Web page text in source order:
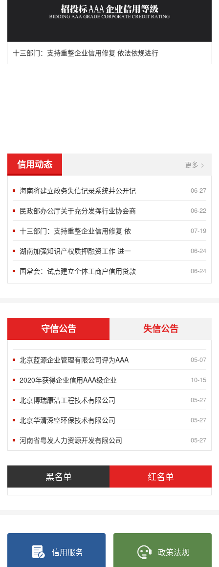
十三部门：支持重整企业信用修复 依法依规进行
信用动态 更多 >
海南将建立政务失信记录系统并公开记 06-27
民政部办公厅关于充分发挥行业协会商 06-22
十三部门：支持重整企业信用修复 依 07-19
湖南加强知识产权质押融资工作 进一 06-24
国常会：试点建立个体工商户信用贷款 06-24
守信公告 失信公告
“2018北京榜样”发布八月第一周5 09-10
谢运良：一颗诚心 凝聚大爱
孟兆民：履行承诺一丝不苟 兢兢业业确
北京蓝源企业管理有限公司评为AAA 05-07
2020年获得企业信用AAA级企业 10-15
北京博瑞康洁工程技术有限公司 05-27
北京华清深空环保技术有限公司 05-27
河南省粤发人力资源开发有限公司 05-27
北京智充科技有限公司被授予“北京市信
“2018北京榜样”发布九月第一周5 09-10
“2018北京榜样”发布八月第四周5
“2018北京榜样”发布八月第三周5
黑名单 红名单
信用服务 政策法规